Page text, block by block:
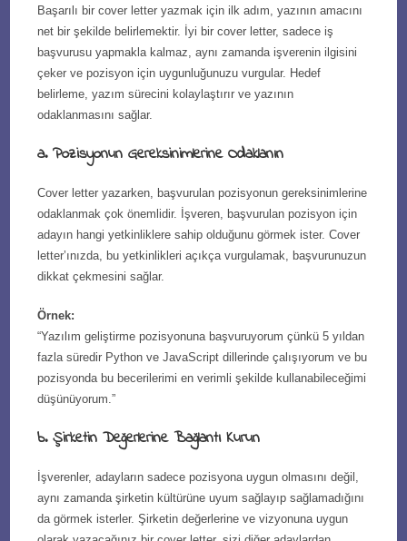
Başarılı bir cover letter yazmak için ilk adım, yazının amacını
net bir şekilde belirlemektir. İyi bir cover letter, sadece iş
başvurusu yapmakla kalmaz, aynı zamanda işverenin ilgisini
çeker ve pozisyon için uygunluğunuzu vurgular. Hedef
belirleme, yazım sürecini kolaylaştırır ve yazının
odaklanmasını sağlar.
a. Pozisyonun Gereksinimlerine Odaklanın
Cover letter yazarken, başvurulan pozisyonun gereksinimlerine
odaklanmak çok önemlidir. İşveren, başvurulan pozisyon için
adayın hangi yetkinliklere sahip olduğunu görmek ister. Cover
letter’ınızda, bu yetkinlikleri açıkça vurgulamak, başvurunuzun
dikkat çekmesini sağlar.
Örnek:
“Yazılım geliştirme pozisyonuna başvuruyorum çünkü 5 yıldan
fazla süredir Python ve JavaScript dillerinde çalışıyorum ve bu
pozisyonda bu becerilerimi en verimli şekilde kullanabileceğimi
düşünüyorum.”
b. Şirketin Değerlerine Bağlantı Kurun
İşverenler, adayların sadece pozisyona uygun olmasını değil,
aynı zamanda şirketin kültürüne uyum sağlayıp sağlamadığını
da görmek isterler. Şirketin değerlerine ve vizyonuna uygun